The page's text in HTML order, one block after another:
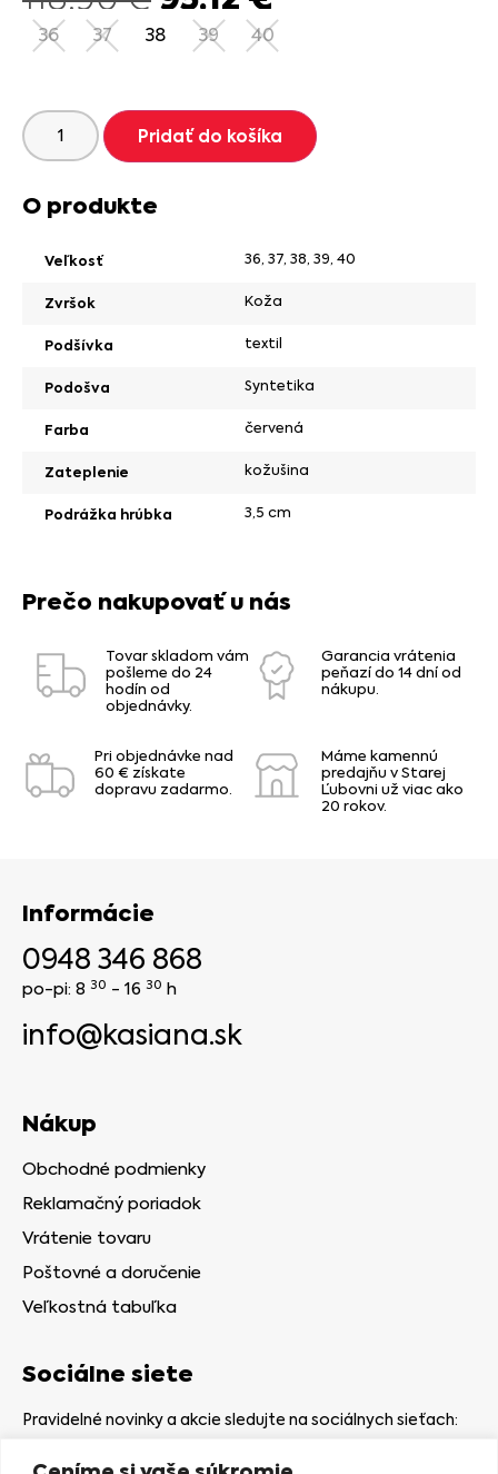
36 37 38 39 40
Pridať do košíka
O produkte
Veľkosť 36, 37, 38, 39, 40
Zvršok Koža
Podšívka textil
Podošva Syntetika
Farba červená
Zateplenie kožušina
Podrážka hrúbka 3,5 cm
Prečo nakupovať u nás
Tovar skladom vám
pošleme do 24
hodín od
objednávky.
Garancia vrátenia
peňazí do 14 dní od
nákupu.
Pri objednávke nad
60 € získate
dopravu zadarmo.
Máme kamennú
predajňu v Starej
Ľubovni už viac ako
20 rokov.
Informácie
0948 346 868
po-pi: 8 30 - 16 30 h
info@kasiana.sk
Nákup
Obchodné podmienky
Reklamačný poriadok
Vrátenie tovaru
Poštovné a doručenie
Veľkostná tabuľka
Sociálne siete
Pravidelné novinky a akcie sledujte na sociálnych sieťach: